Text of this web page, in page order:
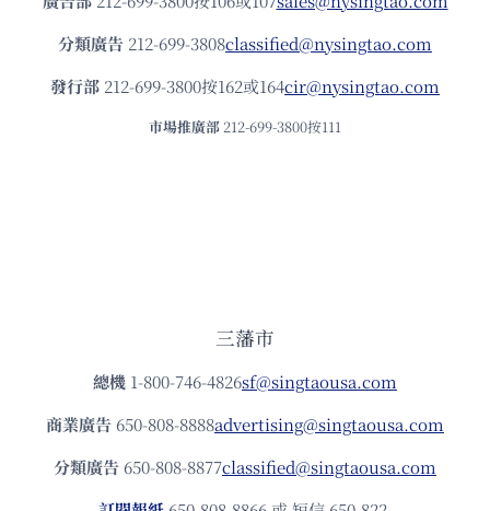
分類廣告 212-699-3808classified@nysingtao.com
發⾏部 212-699-3800按162或164cir@nysingtao.com
市場推廣部 212-699-3800按111
三藩市
總機 1-800-746-4826sf@singtaousa.com
商業廣告 650-808-8888advertising@singtaousa.com
分類廣告 650-808-8877classified@singtaousa.com